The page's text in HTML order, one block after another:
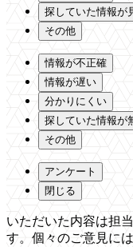
探していた情報が
その他
情報が不正確
情報が遅い
分かりにくい
探していた情報が
その他
アンケート
閉じる
いただいた内容は担
す。個々のご意見に